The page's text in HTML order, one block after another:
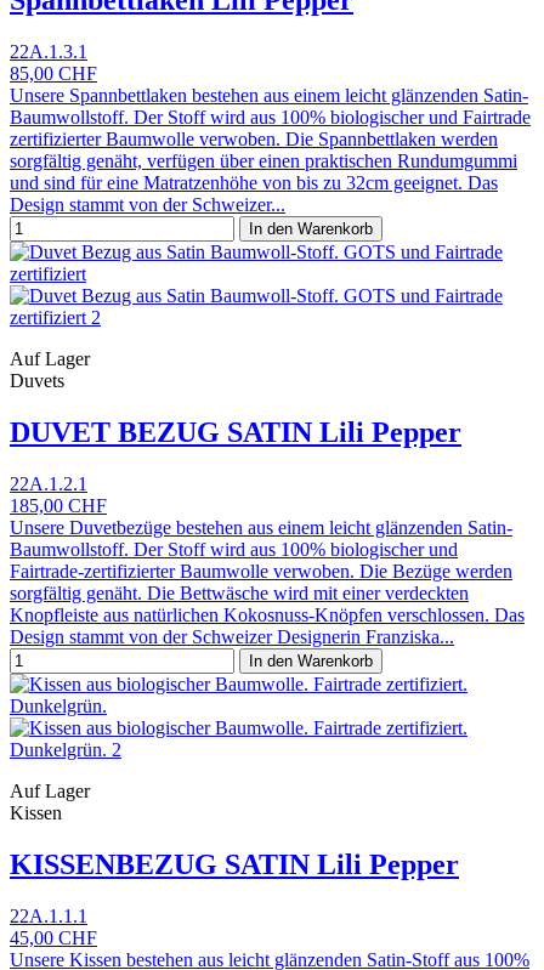
22A.1.3.1
85,00 CHF
Unsere Spannbettlaken bestehen aus einem leicht glänzenden Satin-
Baumwollstoff. Der Stoff wird aus 100% biologischer und Fairtrade
zertifizierter Baumwolle verwoben. Die Spannbettlaken werden
sorgfältig genäht, verfügen über einen praktischen Rundumgummi
und sind für eine Matratzenhöhe von bis zu 32cm geeignet. Das
Design stammt von der Schweizer...
In den Warenkorb
Auf Lager
Duvets
DUVET BEZUG SATIN Lili Pepper
22A.1.2.1
185,00 CHF
Unsere Duvetbezüge bestehen aus einem leicht glänzenden Satin-
Baumwollstoff. Der Stoff wird aus 100% biologischer und
Fairtrade-zertifizierter Baumwolle verwoben. Die Bezüge werden
sorgfältig genäht. Die Bettwäsche wird mit einer verdeckten
Knopfleiste aus natürlichen Kokosnuss-Knöpfen verschlossen. Das
Design stammt von der Schweizer Designerin Franziska...
In den Warenkorb
Auf Lager
Kissen
KISSENBEZUG SATIN Lili Pepper
22A.1.1.1
45,00 CHF
Unsere Kissen bestehen aus leicht glänzenden Satin-Stoff aus 100%